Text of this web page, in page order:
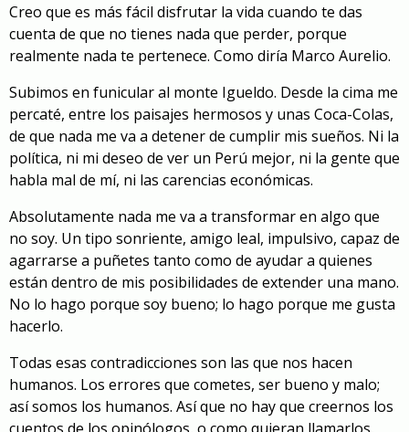
Creo que es más fácil disfrutar la vida cuando te das
cuenta de que no tienes nada que perder, porque
realmente nada te pertenece. Como diría Marco Aurelio.
Subimos en funicular al monte Igueldo. Desde la cima me
percaté, entre los paisajes hermosos y unas Coca-Colas,
de que nada me va a detener de cumplir mis sueños. Ni la
política, ni mi deseo de ver un Perú mejor, ni la gente que
habla mal de mí, ni las carencias económicas.
Absolutamente nada me va a transformar en algo que
no soy. Un tipo sonriente, amigo leal, impulsivo, capaz de
agarrarse a puñetes tanto como de ayudar a quienes
están dentro de mis posibilidades de extender una mano.
No lo hago porque soy bueno; lo hago porque me gusta
hacerlo.
Todas esas contradicciones son las que nos hacen
humanos. Los errores que cometes, ser bueno y malo;
así somos los humanos. Así que no hay que creernos los